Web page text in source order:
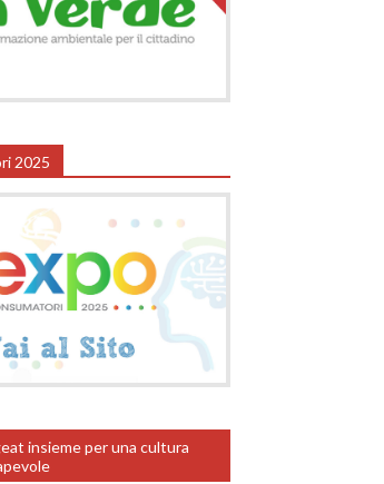
2025
insieme per una cultura